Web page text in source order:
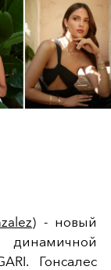
) - новый
Гонсалес